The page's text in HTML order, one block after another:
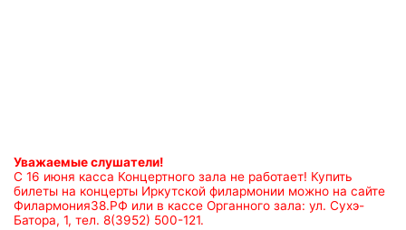
Уважаемые слушатели!
С 16 июня касса Концертного зала не работает! Купить
билеты на концерты Иркутской филармонии можно на сайте
Филармония38.РФ или в кассе Органного зала: ул. Сухэ-
Батора, 1, тел. 8(3952) 500-121.